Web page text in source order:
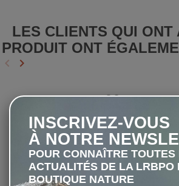
LES CLIENTS QUI ONT
PRODUIT ONT
Précédent
keyboard_arrow_left Suivant
keyboard_arrow_right
favorite_border
INSCRIVEZ-VOUS
À NOTRE
POUR CONNAÎTRE TOUTES
ACTUALITÉS DE LA LRBPO
BOUTIQUE NATURE